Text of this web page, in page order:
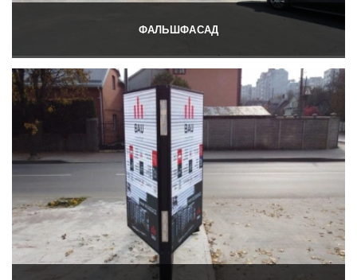
ФАЛЬШФАСАД